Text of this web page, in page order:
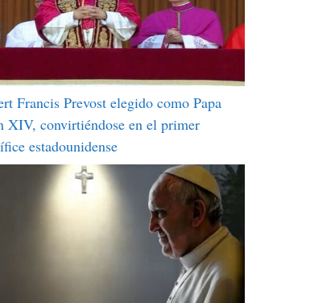
Francis Prevost elegido como Papa
XIV, convirtiéndose en el primer
estadounidense